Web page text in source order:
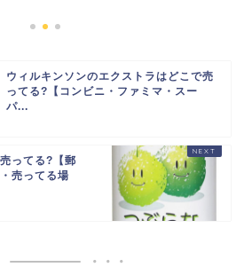
ウィルキンソンのエクストラはどこで売
ってる?【コンビニ・ファミマ・スー
パ...
ってる?【郵
売ってる場